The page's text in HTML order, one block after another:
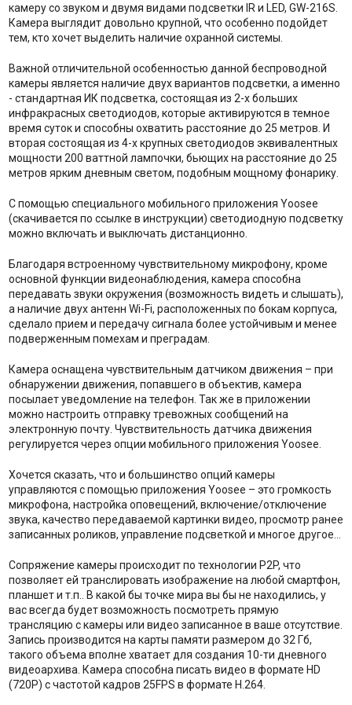
камеру со звуком и двумя видами подсветки IR и LED, GW-216S.
Камера выглядит довольно крупной, что особенно подойдет
тем, кто хочет выделить наличие охранной системы.
Важной отличительной особенностью данной беспроводной
камеры является наличие двух вариантов подсветки, а именно
- стандартная ИК подсветка, состоящая из 2-х больших
инфракрасных светодиодов, которые активируются в темное
время суток и способны охватить расстояние до 25 метров. И
вторая состоящая из 4-х крупных светодиодов эквивалентных
мощности 200 ваттной лампочки, бьющих на расстояние до 25
метров ярким дневным светом, подобным мощному фонарику.
С помощью специального мобильного приложения Yoosee
(скачивается по ссылке в инструкции) светодиодную подсветку
можно включать и выключать дистанционно.
Благодаря встроенному чувствительному микрофону, кроме
основной функции видеонаблюдения, камера способна
передавать звуки окружения (возможность видеть и слышать),
а наличие двух антенн Wi-Fi, расположенных по бокам корпуса,
сделало прием и передачу сигнала более устойчивым и менее
подверженным помехам и преградам.
Камера оснащена чувствительным датчиком движения – при
обнаружении движения, попавшего в объектив, камера
посылает уведомление на телефон. Так же в приложении
можно настроить отправку тревожных сообщений на
электронную почту. Чувствительность датчика движения
регулируется через опции мобильного приложения Yoosee.
Хочется сказать, что и большинство опций камеры
управляются с помощью приложения Yoosee – это громкость
микрофона, настройка оповещений, включение/отключение
звука, качество передаваемой картинки видео, просмотр ранее
записанных роликов, управление подсветкой и многое другое…
Сопряжение камеры происходит по технологии P2P, что
позволяет ей транслировать изображение на любой смартфон,
планшет и т.п.. В какой бы точке мира вы бы не находились, у
вас всегда будет возможность посмотреть прямую
трансляцию с камеры или видео записанное в ваше отсутствие.
Запись производится на карты памяти размером до 32 Гб,
такого объема вполне хватает для создания 10-ти дневного
видеоархива. Камера способна писать видео в формате HD
(720P) с частотой кадров 25FPS в формате H.264.